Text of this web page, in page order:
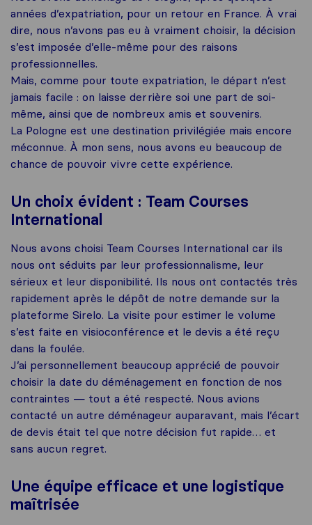
années d’expatriation, pour un retour en France. À vrai
dire, nous n’avons pas eu à vraiment choisir, la décision
s’est imposée d’elle-même pour des raisons
professionnelles.
Mais, comme pour toute expatriation, le départ n’est
jamais facile : on laisse derrière soi une part de soi-
même, ainsi que de nombreux amis et souvenirs.
La Pologne est une destination privilégiée mais encore
méconnue. À mon sens, nous avons eu beaucoup de
chance de pouvoir vivre cette expérience.
Un choix évident : Team Courses
International
Nous avons choisi Team Courses International car ils
nous ont séduits par leur professionnalisme, leur
sérieux et leur disponibilité. Ils nous ont contactés très
rapidement après le dépôt de notre demande sur la
plateforme Sirelo. La visite pour estimer le volume
s’est faite en visioconférence et le devis a été reçu
dans la foulée.
J’ai personnellement beaucoup apprécié de pouvoir
choisir la date du déménagement en fonction de nos
contraintes — tout a été respecté. Nous avions
contacté un autre déménageur auparavant, mais l’écart
de devis était tel que notre décision fut rapide… et
sans aucun regret.
Une équipe efficace et une logistique
maîtrisée